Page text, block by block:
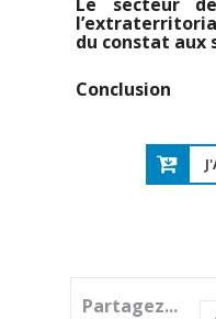
du constat aux
Conclusion
Partagez...